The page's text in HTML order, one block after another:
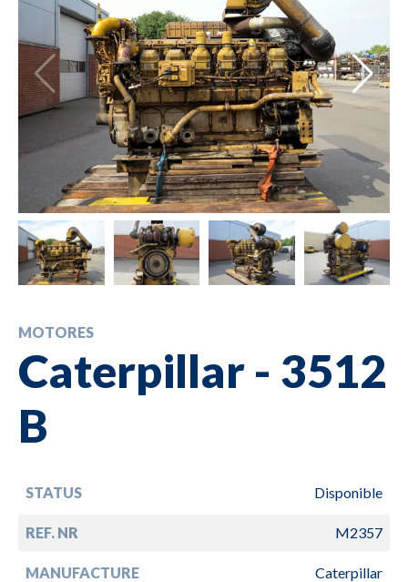
MOTORES
Caterpillar - 3512
B
STATUS Disponible
REF. NR M2357
MANUFACTURE Caterpillar